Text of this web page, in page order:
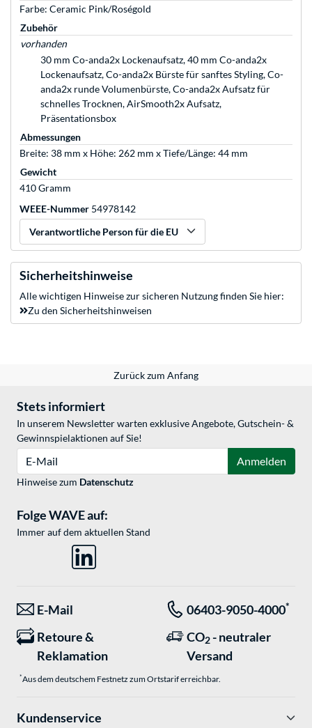
Farbe: Ceramic Pink/Roségold
Zubehör
vorhanden
30 mm Co-anda2x Lockenaufsatz, 40 mm Co-anda2x
Lockenaufsatz, Co-anda2x Bürste für sanftes Styling, Co-
anda2x runde Volumenbürste, Co-anda2x Aufsatz für
schnelles Trocknen, AirSmooth2x Aufsatz,
Präsentationsbox
Abmessungen
Breite: 38 mm x Höhe: 262 mm x Tiefe/Länge: 44 mm
Gewicht
410 Gramm
WEEE-Nummer 54978142
Verantwortliche Person für die EU
Sicherheitshinweise
Alle wichtigen Hinweise zur sicheren Nutzung finden Sie hier:
Zu den Sicherheitshinweisen
Zurück zum Anfang
Stets informiert
In unserem Newsletter warten exklusive Angebote, Gutschein- &
Gewinnspielaktionen auf Sie!
Anmelden
Hinweise zum Datenschutz
Folge WAVE auf:
Immer auf dem aktuellen Stand
E-Mail 06403-9050-4000*
Retoure &
Reklamation
CO2 - neutraler
Versand
*Aus dem deutschem Festnetz zum Ortstarif erreichbar.
Kundenservice